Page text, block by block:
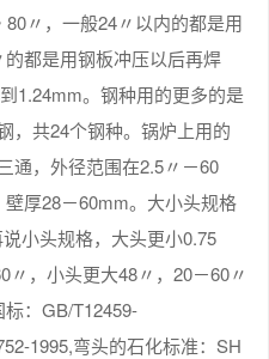
〃，一般24〃以内的都是用
都是用钢板冲压以后再焊
1.24mm。钢种用的更多的是
，共24个钢种。锅炉上用的
通，外径范围在2.5〃－60
厚28－60mm。大小头规格
小头规格，大头更小0.75
〃，小头更大48〃，20－60〃
：GB/T12459-
1995,弯头的石化标准：SH